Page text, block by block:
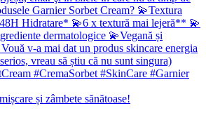
și zâmbete sănătoase!